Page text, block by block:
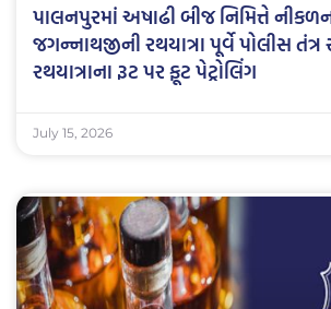
પાલનપુરમાં અષાઢી બીજ નિમિત્તે
જગન્નાથજીની રથયાત્રા પૂર્વે પોલીસ
રથયાત્રાના રૂટ પર ફૂટ પેટ્રોલિંગ
July 15, 2026